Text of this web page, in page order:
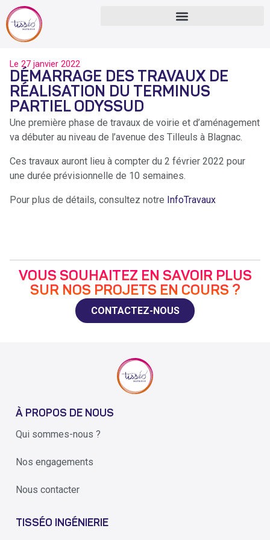
Le 27 janvier 2022
DÉMARRAGE DES TRAVAUX DE
RÉALISATION DU TERMINUS
PARTIEL ODYSSUD
Une première phase de travaux de voirie et d’aménagement
va débuter au niveau de l’avenue des Tilleuls à Blagnac.
Ces travaux auront lieu à compter du 2 février 2022 pour
une durée prévisionnelle de 10 semaines.
Pour plus de détails, consultez notre InfoTravaux
VOUS SOUHAITEZ EN SAVOIR PLUS
SUR NOS PROJETS EN COURS ?
CONTACTEZ-NOUS
À PROPOS DE NOUS
Qui sommes-nous ?
Nos engagements
Nous contacter
TISSÉO INGÉNIERIE